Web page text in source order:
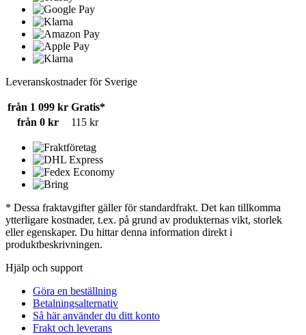
Leveranskostnader för Sverige
från 1 099 kr Gratis*
från 0 kr
115 kr
* Dessa fraktavgifter gäller för standardfrakt. Det kan tillkomma
ytterligare kostnader, t.ex. på grund av produkternas vikt, storlek
eller egenskaper. Du hittar denna information direkt i
produktbeskrivningen.
Hjälp och support
Göra en beställning
Betalningsalternativ
Så här använder du ditt konto
Frakt och leverans